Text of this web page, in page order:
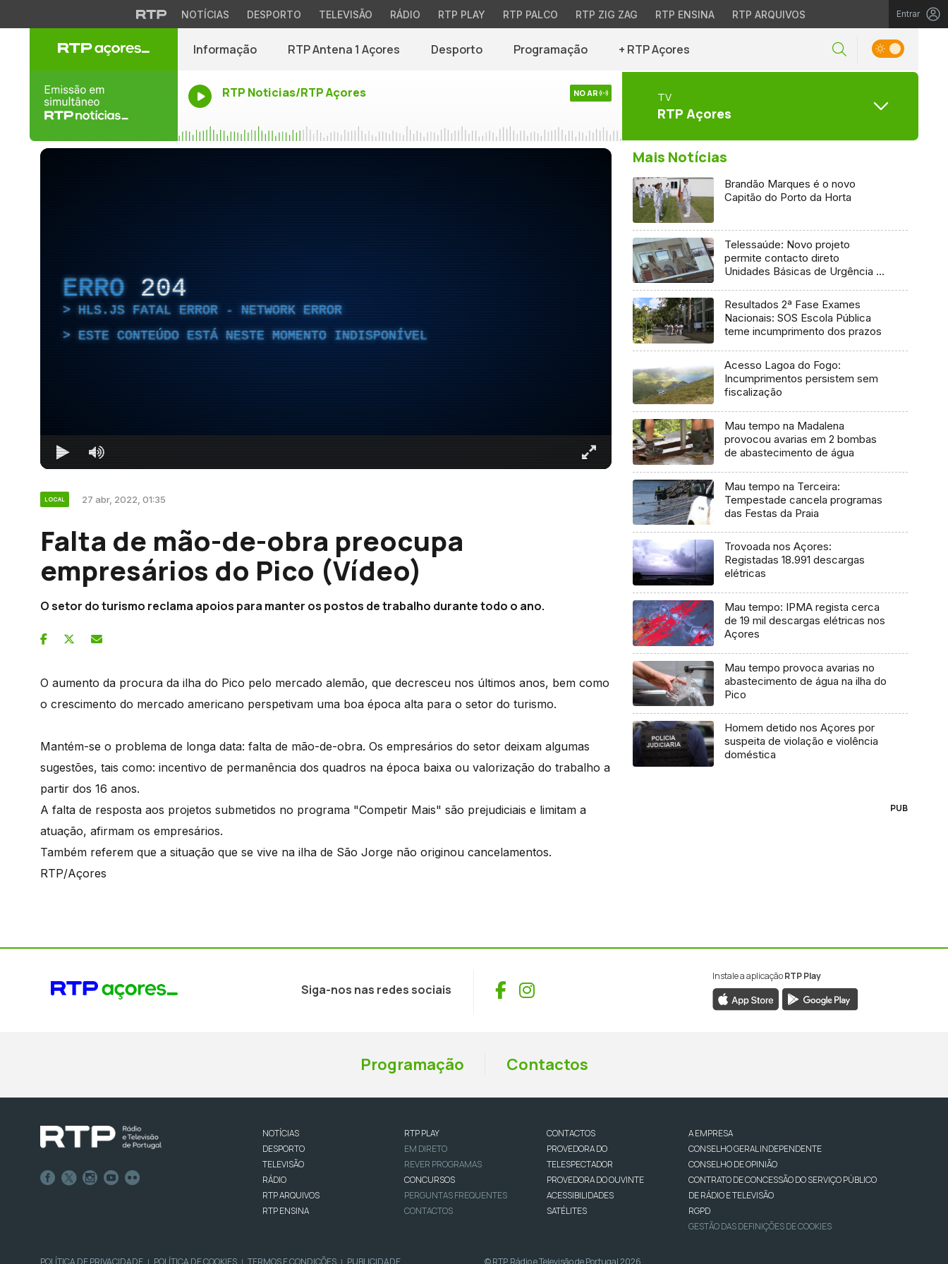
NOTÍCIAS DESPORTO TELEVISÃO RÁDIO RTP PLAY RTP PALCO RTP ZIG ZAG RTP ENSINA RTP ARQUIVOS Entrar
Informação RTP Antena 1 Açores Desporto Programação + RTP Açores
RTP Noticias/RTP Açores NO AR TV
RTP Açores
ERRO 204
HLS.JS FATAL ERROR - NETWORK ERROR
ESTE CONTEÚDO ESTÁ NESTE MOMENTO INDISPONÍVEL
LOCAL 27 abr, 2022, 01:35
Falta de mão-de-obra preocupa
empresários do Pico (Vídeo)
O setor do turismo reclama apoios para manter os postos de trabalho durante todo o ano.
O aumento da procura da ilha do Pico pelo mercado alemão, que decresceu nos últimos anos, bem como
o crescimento do mercado americano perspetivam uma boa época alta para o setor do turismo.
Mantém-se o problema de longa data: falta de mão-de-obra. Os empresários do setor deixam algumas
sugestões, tais como: incentivo de permanência dos quadros na época baixa ou valorização do trabalho a
partir dos 16 anos.
A falta de resposta aos projetos submetidos no programa "Competir Mais" são prejudiciais e limitam a
atuação, afirmam os empresários.
Também referem que a situação que se vive na ilha de São Jorge não originou cancelamentos.
RTP/Açores
Mais Notícias
Brandão Marques é o novo
Capitão do Porto da Horta
Telessaúde: Novo projeto
permite contacto direto
Unidades Básicas de Urgência e
Resultados 2ª Fase Exames
Nacionais: SOS Escola Pública
teme incumprimento dos prazos
Acesso Lagoa do Fogo:
Incumprimentos persistem sem
fiscalização
Mau tempo na Madalena
provocou avarias em 2 bombas
de abastecimento de água
Mau tempo na Terceira:
Tempestade cancela programas
das Festas da Praia
Trovoada nos Açores:
Registadas 18.991 descargas
elétricas
Mau tempo: IPMA regista cerca
de 19 mil descargas elétricas nos
Açores
Mau tempo provoca avarias no
abastecimento de água na ilha do
Pico
Homem detido nos Açores por
suspeita de violação e violência
doméstica
PUB
Siga-nos nas redes sociais Facebook
Instagram
Instale a aplicaçãoRTP Play
Programação Contactos
NOTÍCIAS
DESPORTO
TELEVISÃO
RÁDIO
RTP ARQUIVOS
RTP ENSINA
RTP PLAY
EM DIRETO
REVER PROGRAMAS
CONCURSOS
PERGUNTAS FREQUENTES
CONTACTOS
CONTACTOS
PROVEDORA DO
TELESPECTADOR
PROVEDORA DO OUVINTE
ACESSIBILIDADES
SATÉLITES
A EMPRESA
CONSELHO GERAL INDEPENDENTE
CONSELHO DE OPINIÃO
CONTRATO DE CONCESSÃO DO SERVIÇO PÚBLICO
DE RÁDIO E TELEVISÃO
RGPD
GESTÃO DAS DEFINIÇÕES DE COOKIES
POLÍTICA DE PRIVACIDADE | POLÍTICA DE COOKIES | TERMOS E CONDIÇÕES | PUBLICIDADE © RTP, Rádio e Televisão de Portugal 2026